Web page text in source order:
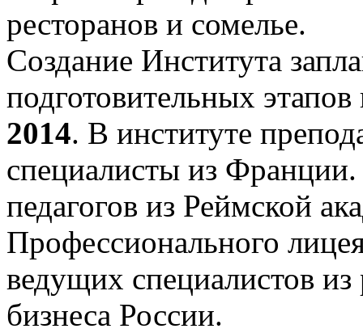
ресторанов и сомелье.
Создание Института
подготовительных
2014. В институте
специалисты из Франции.
педагогов из Реймской
Профессионального
ведущих специалистов
бизнеса России.